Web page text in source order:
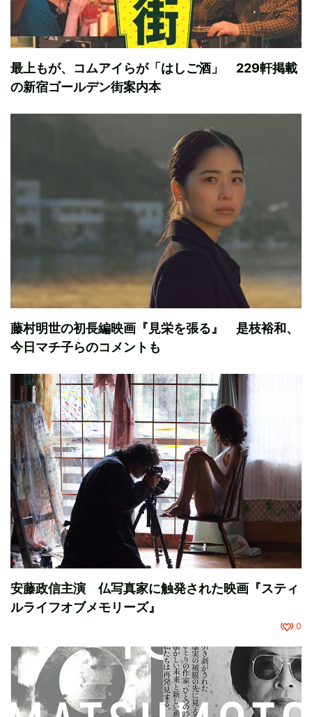
最上もが、コムアイらが「はしご酒」 229軒掲載
の新宿ゴールデン街案内本
藤村明世の初長編映画『見栄を張る』 是枝裕和、
今日マチ子らのコメントも
安藤政信主演 仏写真家に触発された映画『スティ
ルライフオブメモリーズ』
0